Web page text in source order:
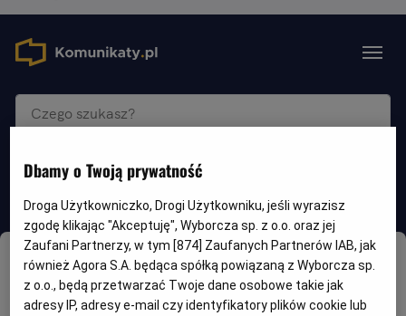
Wszędzie
Zapytanie ofertowe
Dbamy o Twoją prywatność
Droga Użytkowniczko, Drogi Użytkowniku, jeśli wyrazisz
zgodę klikając "Akceptuję", Wyborcza sp. z o.o. oraz jej
Zaufani Partnerzy, w tym [874] Zaufanych Partnerów IAB, jak
również Agora S.A. będąca spółką powiązaną z Wyborcza sp.
z o.o., będą przetwarzać Twoje dane osobowe takie jak
adresy IP, adresy e-mail czy identyfikatory plików cookie lub